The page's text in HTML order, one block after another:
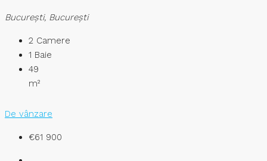
București, București
2 Camere
1 Baie
49
m²
De vânzare
€61 900